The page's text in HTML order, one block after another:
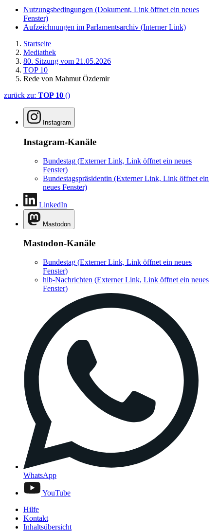
Nutzungsbedingungen (Dokument, Link öffnet ein neues
Fenster)
Aufzeichnungen im Parlamentsarchiv (Interner Link)
Startseite
Mediathek
80. Sitzung vom 21.05.2026
TOP 10
Rede von Mahmut Özdemir
zurück zu: TOP 10 ()
Instagram
Instagram-Kanäle
Bundestag (Externer Link, Link öffnet ein neues
Fenster)
Bundestagspräsidentin (Externer Link, Link öffnet ein
neues Fenster)
LinkedIn
Mastodon
Mastodon-Kanäle
Bundestag (Externer Link, Link öffnet ein neues
Fenster)
hib-Nachrichten (Externer Link, Link öffnet ein neues
Fenster)
WhatsApp
YouTube
Hilfe
Kontakt
Inhaltsübersicht